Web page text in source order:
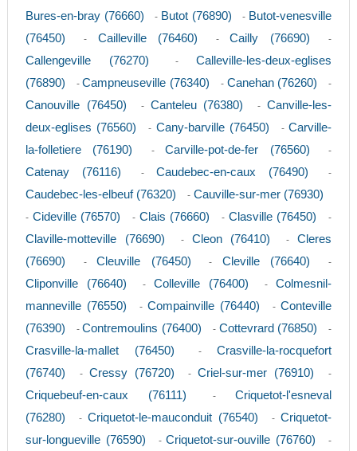
Bures-en-bray (76660) - Butot (76890) - Butot-venesville
(76450)
- Cailleville (76460) -Cailly (76690) -
Callengeville (76270) -Calleville-les-deux-eglises
(76890)
-Campneuseville (76340) - Canehan (76260) -
Canouville (76450) - Canteleu (76380) -Canville-les-
deux-eglises (76560)
- Cany-barville (76450) -Carville-
la-folletiere (76190)
-Carville-pot-de-fer (76560) -
Catenay (76116) - Caudebec-en-caux (76490) -
Caudebec-les-elbeuf (76320) - Cauville-sur-mer (76930)
- Cideville (76570) - Clais (76660) - Clasville (76450) -
Claville-motteville (76690) - Cleon (76410) -Cleres
(76690)
-Cleuville (76450) - Cleville (76640) -
Cliponville (76640) - Colleville (76400) -Colmesnil-
manneville (76550)
- Compainville (76440) -Conteville
(76390)
-Contremoulins (76400) - Cottevrard (76850) -
Crasville-la-mallet (76450) -Crasville-la-rocquefort
(76740)
- Cressy (76720) -Criel-sur-mer (76910) -
Criquebeuf-en-caux (76111) -Criquetot-l'esneval
(76280)
- Criquetot-le-mauconduit (76540) -Criquetot-
sur-longueville (76590)
-Criquetot-sur-ouville (76760) -